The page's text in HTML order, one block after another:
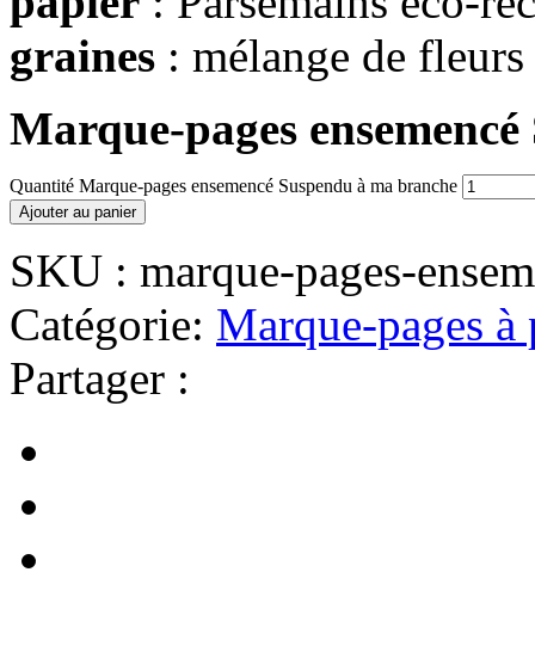
graines : mélange de
Marque-pages
Quantité Marque-pages ensemencé Suspendu à ma branche
Ajouter au panier
SKU : marque-pages-
Catégorie: Marque-pages à
Partager :